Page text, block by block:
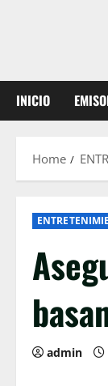
INICIO
Home
admin